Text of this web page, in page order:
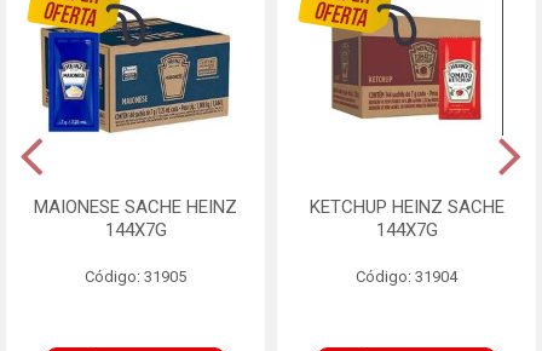
MAIONESE SACHE HEINZ
144X7G
Código: 31905
KETCHUP HEINZ SACHE
144X7G
Código: 31904